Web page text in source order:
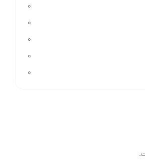
0
0
0
0
0